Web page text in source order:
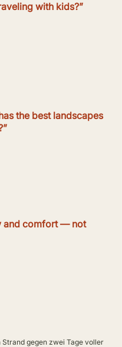
with kids?”
the best landscapes
and comfort — not
Strand gegen zwei Tage voller